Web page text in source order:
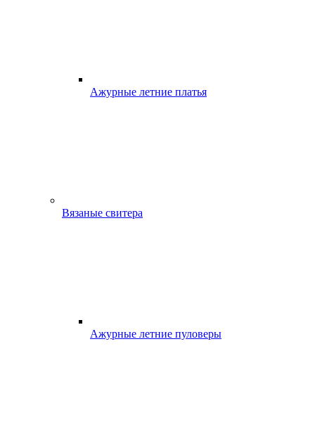
Ажурные летние платья
Вязаные свитера
Ажурные летние пуловеры